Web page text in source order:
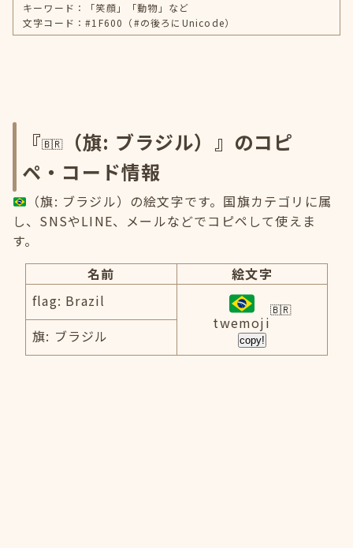
キーワード：「笑顔」「動物」など
文字コード：#1F600（#の後ろにUnicode）
『
（旗: ブラジル）』のコピ
ペ・コード情報
（旗: ブラジル）の絵文字です。国旗カテゴリに属
し、SNSやLINE、メールなどでコピペして使えま
す。
名前
絵文字
flag: Brazil
twemoji
copy!
旗: ブラジル